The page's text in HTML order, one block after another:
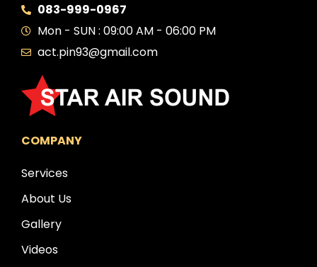
083-999-0967
Mon - SUN : 09:00 AM - 06:00 PM
act.pin93@gmail.com
COMPANY
Services
About Us
Gallery
Videos